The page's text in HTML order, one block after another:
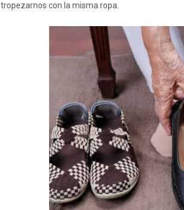
tropezarnos con la misma ropa.